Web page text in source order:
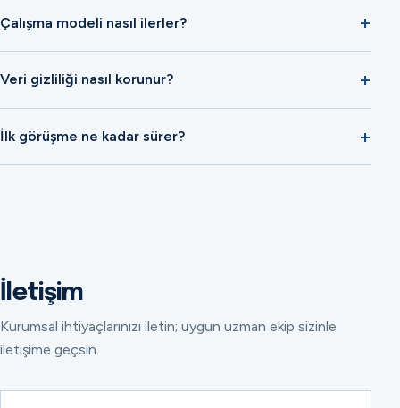
Çalışma modeli nasıl ilerler?
Veri gizliliği nasıl korunur?
İlk görüşme ne kadar sürer?
İletişim
Kurumsal ihtiyaçlarınızı iletin; uygun uzman ekip sizinle
iletişime geçsin.